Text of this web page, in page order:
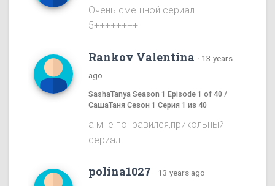
Очень смешной сериал
5++++++++
Rankov Valentina · 13 years
ago
SashaTanya Season 1 Episode 1 of 40 /
СашаТаня Сезон 1 Серия 1 из 40
а мне понравился,прикольный
сериал.
polina1027 · 13 years ago